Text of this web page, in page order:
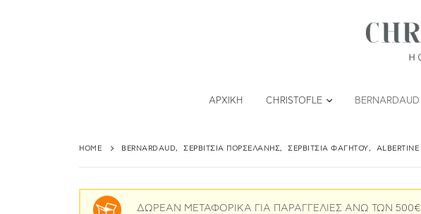
ΑΡΧΙΚΉ CHRISTOFLE BERNARDAUD
HOME BERNARDAUD, ΣΕΡΒΊΤΣΙΑ ΠΟΡΣΕΛΆΝΗΣ, ΣΕΡΒΊΤΣΙΑ ΦΑΓΗΤΟΎ, ALBERTINE
ΔΩΡΕΑΝ ΜΕΤΑΦΟΡΙΚΑ ΓΙΑ ΠΑΡΑΓΓΕΛΙΕΣ ΑΝΩ ΤΩΝ 500€